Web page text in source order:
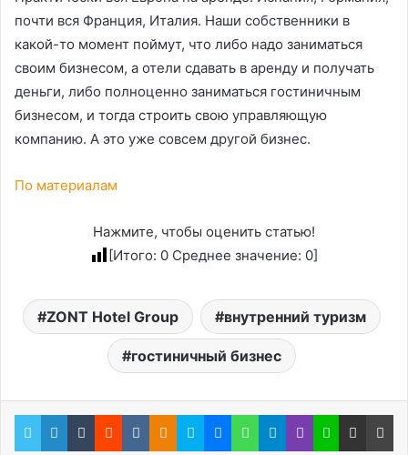
почти вся Франция, Италия. Наши собственники в
какой-то момент поймут, что либо надо заниматься
своим бизнесом, а отели сдавать в аренду и получать
деньги, либо полноценно заниматься гостиничным
бизнесом, и тогда строить свою управляющую
компанию. А это уже совсем другой бизнес.
По материалам
Нажмите, чтобы оценить статью!
[Итого: 0 Среднее значение: 0]
ZONT Hotel Group внутренний туризм
гостиничный бизнес
TwitterLinkedInTumblrRedditВконтакте
Одноклассники
SkypeMessenger
WhatsApp
Telegram
ViberLine Поделиться через электронную почту